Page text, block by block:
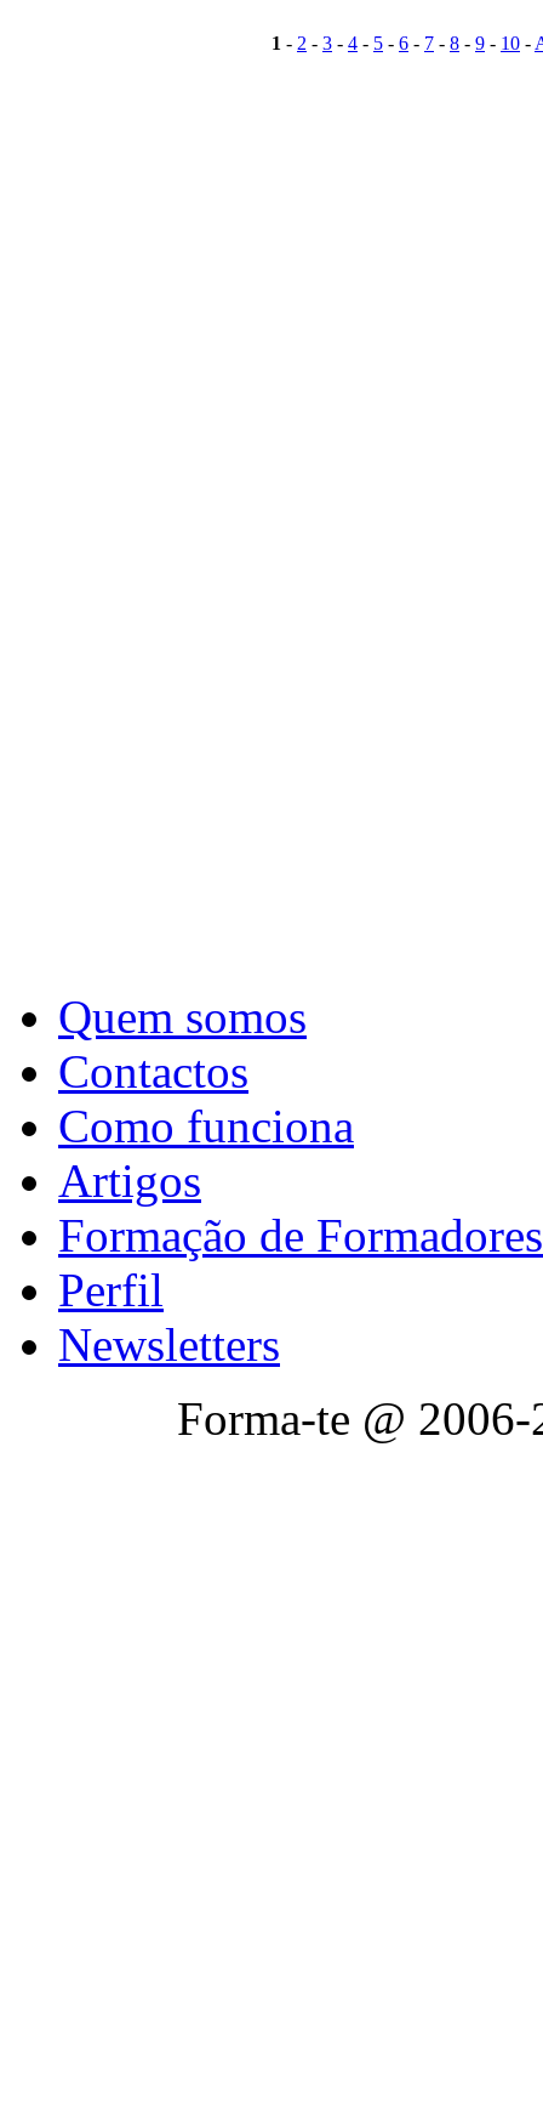
1 - 2 - 3 - 4 - 5 - 6 - 7 - 8 - 9 - 10 -
Quem somos
Contactos
Como funciona
Artigos
Formação de Formadores
Perfil
Newsletters
Forma-te @